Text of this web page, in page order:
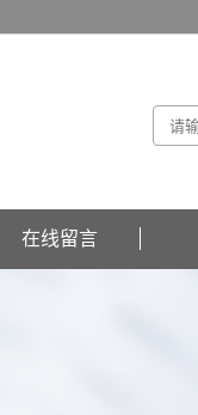
在线留言